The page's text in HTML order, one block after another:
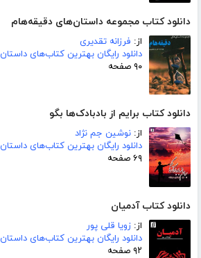
دانلود کتاب مجموعه داستان‌های دقیقه‌هام
از: فرزانه تقدیری
دانلود رایگان بهترین کتاب‌های داستان
۹۰ صفحه
دانلود کتاب برایم از بادبادک‌ها بگو
از: نوشین جم نژاد
دانلود رایگان بهترین کتاب‌های داستان
۶۹ صفحه
دانلود کتاب آدمیان
از: زویا قلی پور
دانلود رایگان بهترین کتاب‌های داستان
۹۲ صفحه